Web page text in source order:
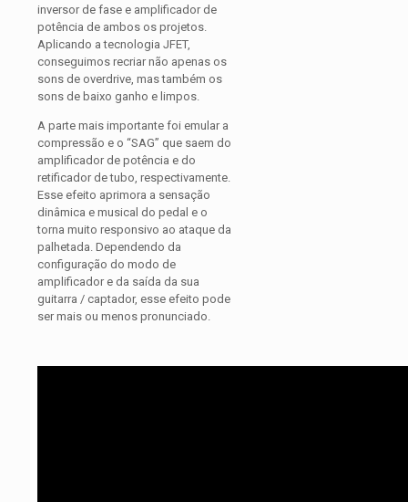
inversor de fase e amplificador de
potência de ambos os projetos.
Aplicando a tecnologia JFET,
conseguimos recriar não apenas os
sons de overdrive, mas também os
sons de baixo ganho e limpos.
A parte mais importante foi emular a
compressão e o “SAG” que saem do
amplificador de potência e do
retificador de tubo, respectivamente.
Esse efeito aprimora a sensação
dinâmica e musical do pedal e o
torna muito responsivo ao ataque da
palhetada. Dependendo da
configuração do modo de
amplificador e da saída da sua
guitarra / captador, esse efeito pode
ser mais ou menos pronunciado.